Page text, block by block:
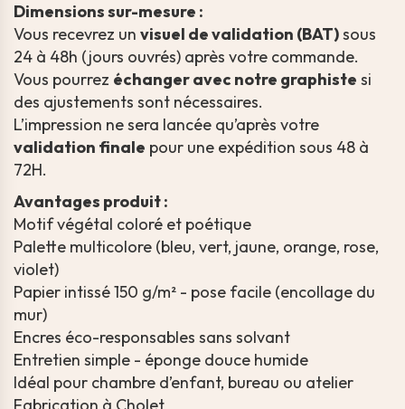
Dimensions sur-mesure :
Vous recevrez un visuel de validation (BAT)sous
24 à 48h (jours ouvrés) après votre commande.
Vous pourrez échanger avec notre graphiste si
des ajustements sont nécessaires.
L’impression ne sera lancée qu’après votre
validation finale pour une expédition sous 48 à
72H.
Avantages produit :
Motif végétal coloré et poétique
Palette multicolore (bleu, vert, jaune, orange, rose,
violet)
Papier intissé 150 g/m² - pose facile (encollage du
mur)
Encres éco-responsables sans solvant
Entretien simple - éponge douce humide
Idéal pour chambre d’enfant, bureau ou atelier